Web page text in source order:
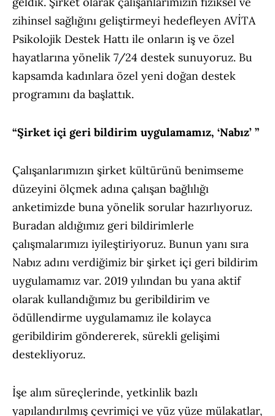
zihinsel sağlığını geliştirmeyi hedefleyen AVİTA
Psikolojik Destek Hattı ile onların iş ve özel
hayatlarına yönelik 7/24 destek sunuyoruz. Bu
kapsamda kadınlara özel yeni doğan destek
programını da başlattık.
“Şirket içi geri bildirim uygulamamız, ‘Nabız’ ”
Çalışanlarımızın şirket kültürünü benimseme
düzeyini ölçmek adına çalışan bağlılığı
anketimizde buna yönelik sorular hazırlıyoruz.
Buradan aldığımız geri bildirimlerle
çalışmalarımızı iyileştiriyoruz. Bunun yanı sıra
Nabız adını verdiğimiz bir şirket içi geri bildirim
uygulamamız var. 2019 yılından bu yana aktif
olarak kullandığımız bu geribildirim ve
ödüllendirme uygulamamız ile kolayca
geribildirim göndererek, sürekli gelişimi
destekliyoruz.
İşe alım süreçlerinde, yetkinlik bazlı
yapılandırılmış çevrimiçi ve yüz yüze mülakatlar,